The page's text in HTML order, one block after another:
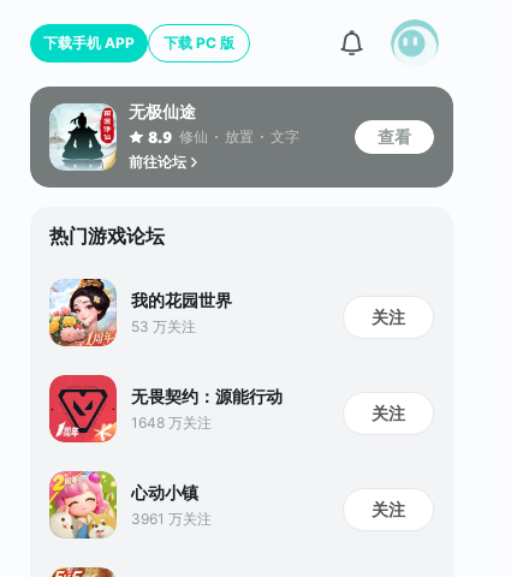
下载手机 APP 下载 PC 版
无极仙途
8.9 修仙 放置
文字
前往论坛
查看
热门游戏论坛
我的花园世界
53 万关注 关注
无畏契约：源能行动
1648 万关注 关注
心动小镇
3961 万关注 关注